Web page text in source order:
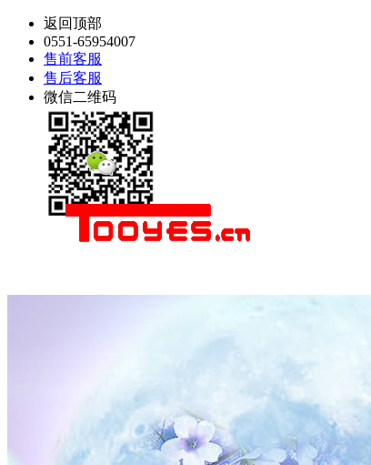
返回顶部
0551-65954007
售前客服
售后客服
微信二维码